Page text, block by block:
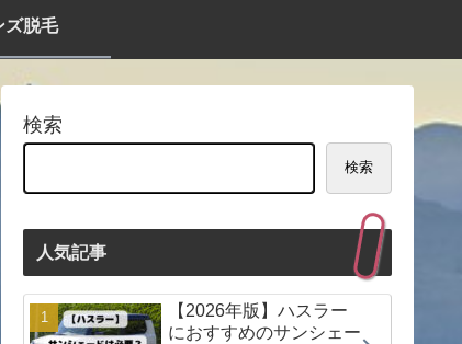
ズ脱毛
検索
検索
人気記事
【2026年版】ハスラー
におすすめのサンシェー